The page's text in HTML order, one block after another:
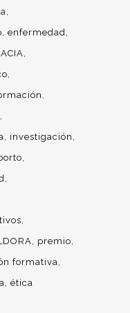
enfermedad
investigación
premio
formativa
ética